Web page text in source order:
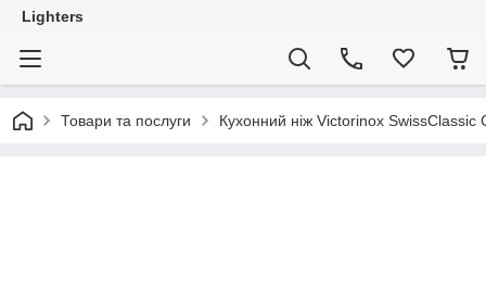
Lighters
Товари та послуги Кухонний ніж Victorinox